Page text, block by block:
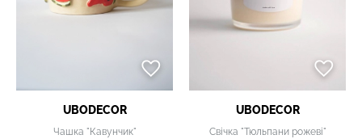
UBODECOR
Чашка "Кавунчик"
UBODECOR
Свічка "Тюльпани рожеві"